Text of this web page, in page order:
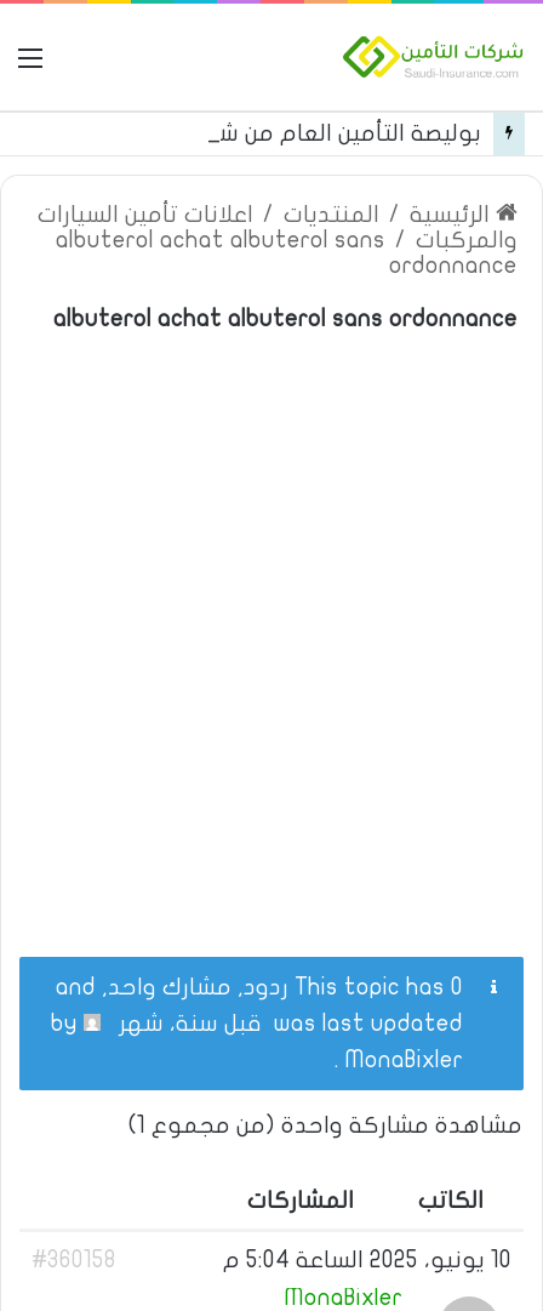
الرئيسية / المنتديات /
اعلانات تأمين السيارات
والمركبات /
albuterol achat albuterol sans
ordonnance
albuterol achat albuterol sans ordonnance
This topic has 0 ردود, مشارك واحد, and
was last updated قبل سنة، شهر
MonaBixler
.
مشاهدة مشاركة واحدة (من مجموع 1)
الكاتب المشاركات
10 يونيو، 2025 الساعة 5:04 م
#360158
MonaBixler